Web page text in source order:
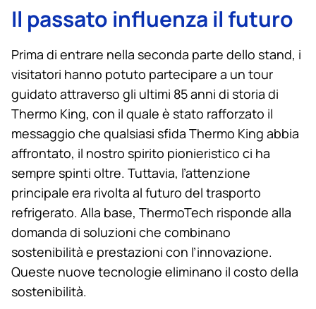
Il passato influenza il futuro
Prima di entrare nella seconda parte dello stand, i
visitatori hanno potuto partecipare a un tour
guidato attraverso gli ultimi 85 anni di storia di
Thermo King, con il quale è stato rafforzato il
messaggio che qualsiasi sfida Thermo King abbia
affrontato, il nostro spirito pionieristico ci ha
sempre spinti oltre. Tuttavia, l’attenzione
principale era rivolta al futuro del trasporto
refrigerato. Alla base, ThermoTech risponde alla
domanda di soluzioni che combinano
sostenibilità e prestazioni con l’innovazione.
Queste nuove tecnologie eliminano il costo della
sostenibilità.